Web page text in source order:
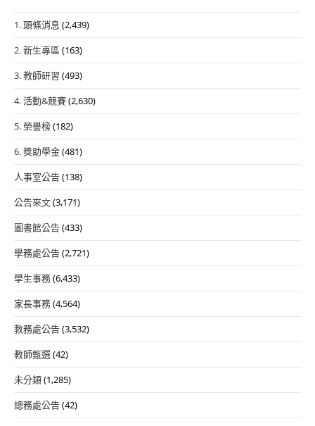
1. 頭條消息 (2,439)
2. 新生專區 (163)
3. 教師研習 (493)
4. 活動&競賽(2,630)
5. 榮譽榜(182)
6. 獎助學金(481)
人事室公告(138)
公告來文(3,171)
圖書館公告(433)
學務處公告(2,721)
學生事務(6,433)
家長事務(4,564)
教務處公告(3,532)
教師甄選(42)
未分類(1,285)
總務處公告(42)